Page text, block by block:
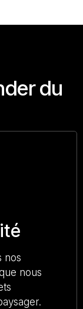
du
nos
nous